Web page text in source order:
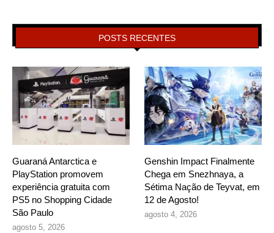
POSTS RECENTES
Guaraná Antarctica e
PlayStation promovem
experiência gratuita com
PS5 no Shopping Cidade
São Paulo
agosto 5, 2026
Genshin Impact Finalmente
Chega em Snezhnaya, a
Sétima Nação de Teyvat, em
12 de Agosto!
agosto 4, 2026